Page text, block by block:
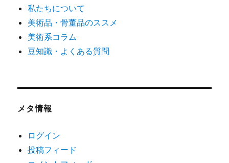
私たちについて
美術品・骨董品のススメ
美術系コラム
豆知識・よくある質問
メタ情報
ログイン
投稿フィード